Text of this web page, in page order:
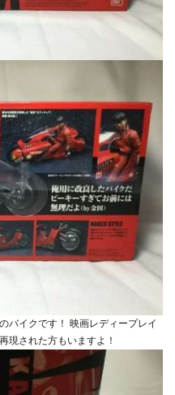
バイクです！ 映画レディープレイ
現された方もいますよ！